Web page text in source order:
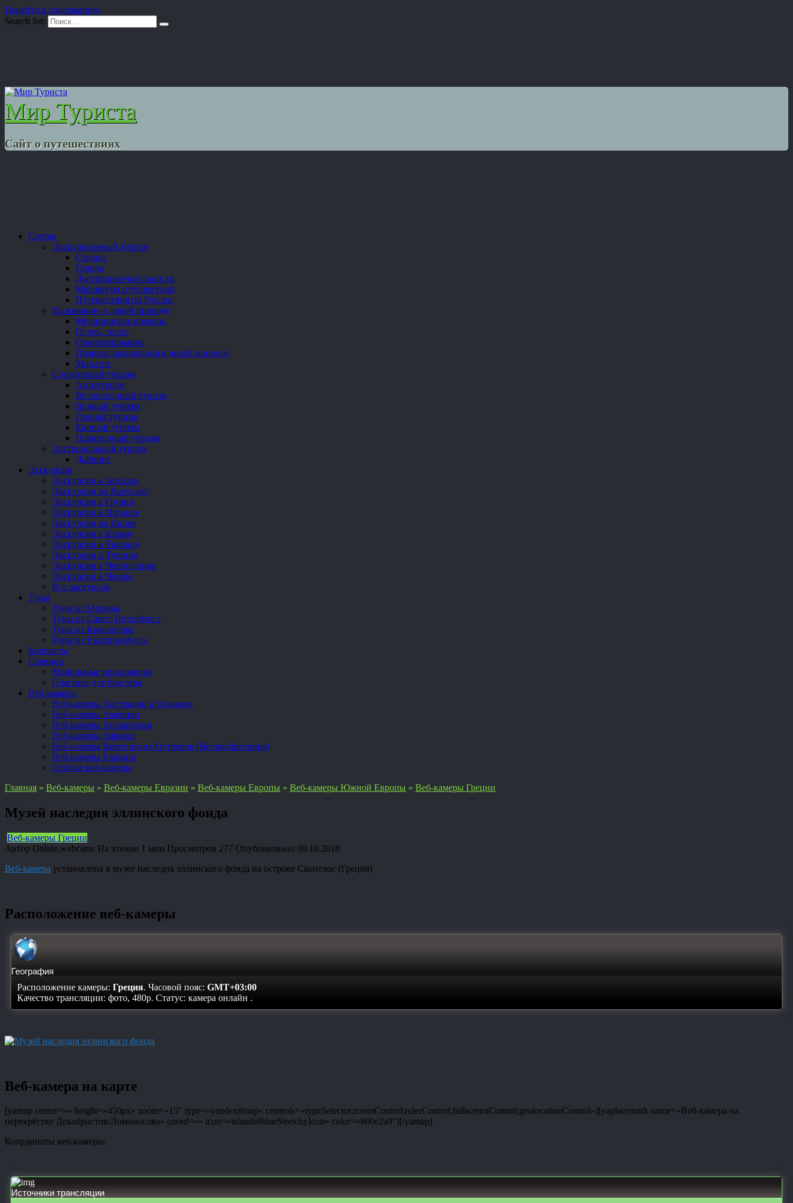
Перейти к содержанию
Search for:
Мир Туриста
Сайт о путешествиях
Статьи
Экскурсионный туризм
Страны
Города
Достопримечательности
Маршруты путешествий
Путешествия по России
Выживание в дикой природе
Медицинская помощь
Огонь, тепло
Ориентирование
Правила выживания в дикой природе
Укрытие
Спортивный туризм
Автотуризм
Велосипедный туризм
Водный туризм
Горный туризм
Конный туризм
Пешеходный туризм
Экстремальный туризм
Дайвинг
Экскурсии
Экскурсии в Абхазии
Экскурсии во Вьетнаме
Экскурсии в Грузии
Экскурсии в Израиле
Экскурсии на Кипре
Экскурсии в Крыму
Экскурсии в Таиланд
Экскурсии в Турцию
Экскурсии в Черногорию
Экскурсии в Чехию
Все экскурсии
Туры
Туры из Москвы
Туры из Санкт-Петербурга
Туры из Краснодара
Туры из Екатеринбурга
Контакты
Сервисы
Мобильные приложения
Плагины для браузера
Веб-камеры
Веб-камеры Австралии и Океании
Веб-камеры Америки
Веб-камеры Антарктики
Веб-камеры Африки
Веб-камеры Виргинских Островов (Великобритания)
Веб-камеры Евразии
Особые веб-камеры
Главная » Веб-камеры » Веб-камеры Евразии » Веб-камеры Европы » Веб-камеры Южной Европы » Веб-камеры Греции
Музей наследия эллинского фонда
Веб-камеры Греции
Автор Online.webcams На чтение 1 мин Просмотров 277 Опубликовано 09.10.2018
Веб-камера установлена в музее наследия эллинского фонда на острове Скопелос (Греция)
Расположение веб-камеры
География
Расположение камеры: Греция. Часовой пояс: GMT+03:00
Качество трансляции: фото, 480p. Статус: камера онлайн .
Веб-камера на карте
[yamap center=»» height=»450px» zoom=»15″ type=»yandex#map» controls=»typeSelector;zoomControl;rulerControl;fullscreenControl;geolocationControl»][yaplacemark name=»Веб-камера на
перекрёстке Декабристов/Ломоносова» coord=»» icon=»islands#blueStretchyIcon» color=»#00c2a9″][/yamap]
Координаты веб-камеры:
Источники трансляции